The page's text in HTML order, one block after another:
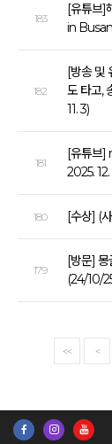
183
[유튜브
in Busan
182
[방송 및
도 타고,
11. 3)
181
[유튜브]
2025.
180 [수상] (
179
[방문] 몽
(24/10/
<< <